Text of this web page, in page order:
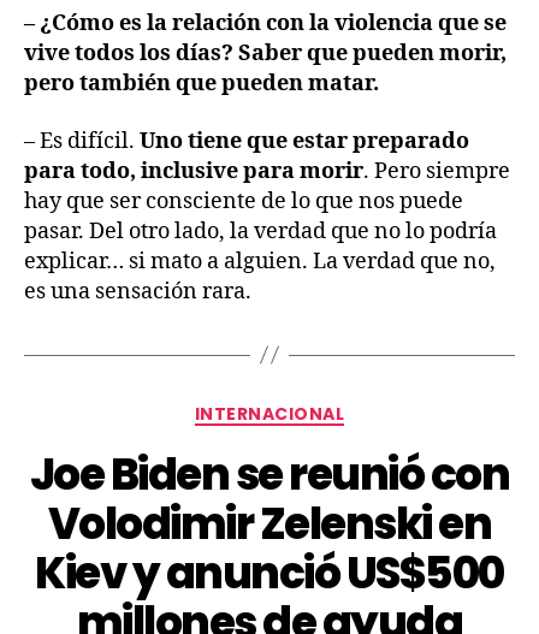
– ¿Cómo es la relación con la violencia que se
vive todos los días? Saber que pueden morir,
pero también que pueden matar.
– Es difícil. Uno tiene que estar preparado
para todo, inclusive para morir. Pero siempre
hay que ser consciente de lo que nos puede
pasar. Del otro lado, la verdad que no lo podría
explicar… si mato a alguien. La verdad que no,
es una sensación rara.
INTERNACIONAL
Joe Biden se reunió con
Volodimir Zelenski en
Kiev y anunció US$500